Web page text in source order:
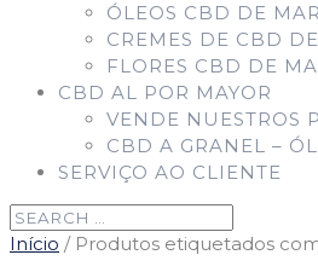
ÓLEOS CBD DE
CREMES DE CBD
FLORES CBD DE
CBD AL POR MAYOR
VENDE NUESTROS
CBD A GRANEL –
SERVIÇO AO CLIENTE
Início / Produtos etiquetados com